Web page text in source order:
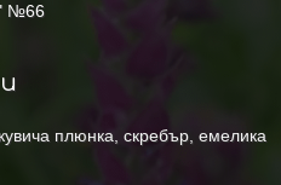
№66
плюнка, скребър, емелика